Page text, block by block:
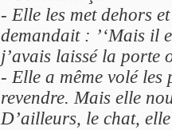
- Elle les met dehors
demandait : ’‘Mais il
j’avais laissé la porte
- Elle a même volé
revendre. Mais elle
D’ailleurs, le chat,